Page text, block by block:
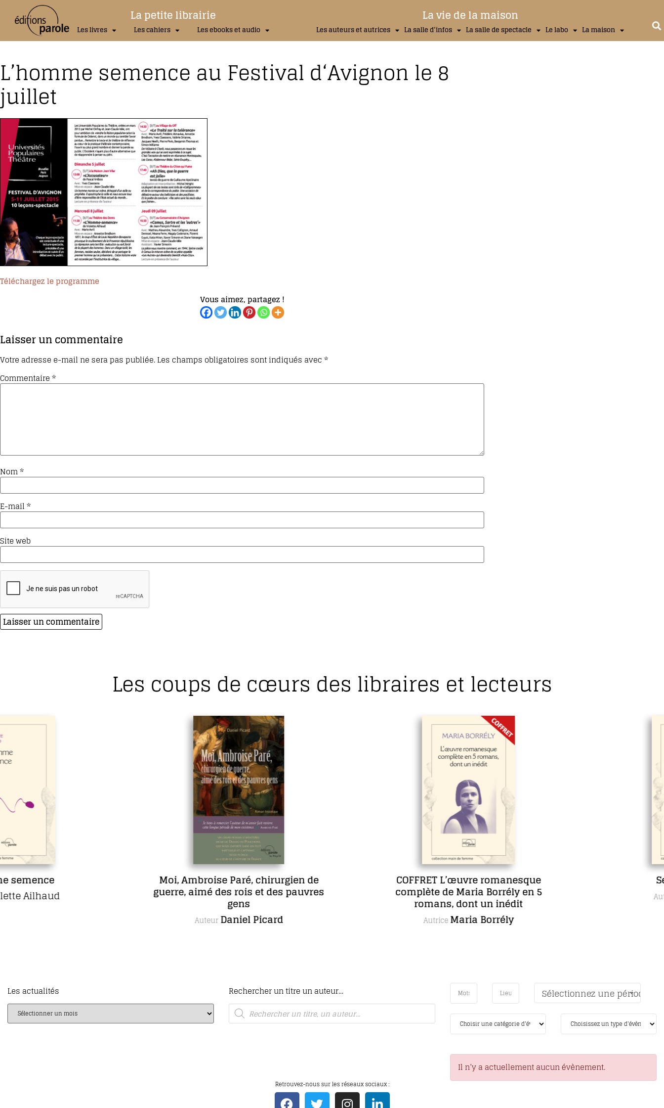
La petite librairie
Les livres Les cahiers Les ebooks et audio
La vie de la maison
Les auteurs et autrices La salle d’infos La salle de spectacle Le labo La maison
L’homme semence au Festival d‘Avignon le 8
juillet
Téléchargez le programme
Vous aimez, partagez !
Laisser un commentaire
Votre adresse e-mail ne sera pas publiée.Les champs obligatoires sont indiqués avec*
Commentaire*
Nom*
E-mail*
Site web
Les coups de cœurs des libraires et lecteurs
Moi, Ambroise Paré, chirurgien de
guerre, aimé des rois et des pauvres
COFFRET L’œuvre romanesque
complète de Maria Borrély en 5
Sept jours en face
Autrice
Les actualités Rechercher un titre un auteur… Sélectionnez une période
Il n’y a actuellement aucun évènement.
Retrouvez-nous sur les réseaux sociaux :